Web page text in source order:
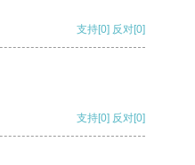
支持[0] 反对[0]
支持[0] 反对[0]